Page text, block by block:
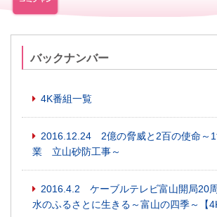
バックナンバー
4K番組一覧
2016.12.24 2億の脅威と2百の使命～
業 立山砂防工事～
2016.4.2 ケーブルテレビ富山開局20
水のふるさとに生きる～富山の四季～【